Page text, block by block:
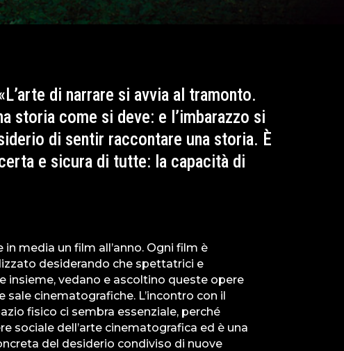
di narrare si avvia al tramonto.
storia come si deve: e l’imbarazzo si
di sentir raccontare una storia. È
e sicura di tutte: la capacità di
media un film all’anno. Ogni film è
desiderando che spettatrici e
insieme, vedano e ascoltino queste opere
sale cinematografiche. L’incontro con il
fisico ci sembra essenziale, perché
sociale dell’arte cinematografica ed è una
del desiderio condiviso di nuove